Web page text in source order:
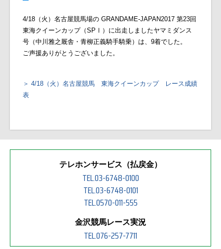
4/18（火）名古屋競馬場の GRANDAME-JAPAN2017 第23回
東海クイーンカップ（SPⅠ）に出走しましたヤマミダンス
号（中川雅之厩舎・青柳正義騎手騎乗）は、9着でした。
ご声援ありがとうございました。
4/18（火）名古屋競馬 東海クイーンカップ レース成績
表
テレホンサービス（払戻金）
TEL.03-6748-0100
TEL.03-6748-0101
TEL.0570-011-555
金沢競馬レース実況
TEL.076-257-7711